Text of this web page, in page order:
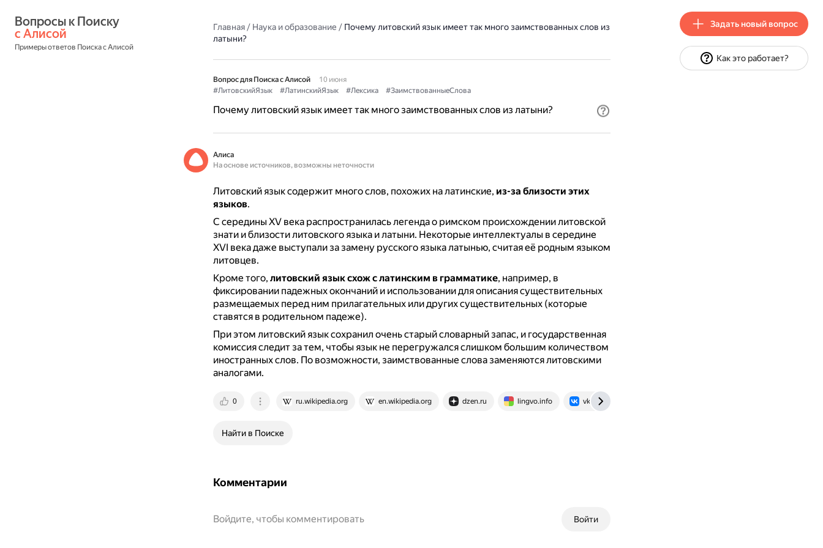
с Алисой
Примеры ответов Поиска с Алисой
Главная/ Наука и образование / Почему литовский язык имеет так много заимствованных слов из
латыни?
Вопрос для Поиска с Алисой
10 июня
#ЛитовскийЯзык
#ЛатинскийЯзык #Лексика #ЗаимствованныеСлова
Почему литовский язык имеет так много заимствованных слов из латыни?
Алиса
На основе источников, возможны неточности
Литовский язык содержит много слов, похожих на латинские, из-за близости этих
языков.
С середины XV века распространилась легенда о римском происхождении литовской
знати и близости литовского языка и латыни. Некоторые интеллектуалы в середине
XVI века даже выступали за замену русского языка латынью, считая её родным языком
литовцев.
Кроме того, литовский язык схож с латинским в грамматике, например, в
фиксировании падежных окончаний и использовании для описания существительных
размещаемых перед ним прилагательных или других существительных (которые
ставятся в родительном падеже).
При этом литовский язык сохранил очень старый словарный запас, и государственная
комиссия следит за тем, чтобы язык не перегружался слишком большим количеством
иностранных слов. По возможности, заимствованные слова заменяются литовскими
аналогами.
0 ru.wikipedia.org en.wikipedia.org dzen.ru lingvo.info vk.com
Найти в Поиске
Комментарии
Войти
Войдите, чтобы комментировать
Задать новый вопрос
Как это работает?